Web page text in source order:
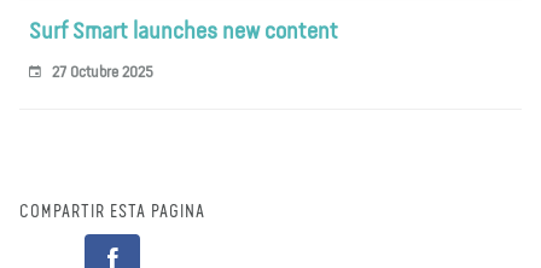
Surf Smart launches new content
27 Octubre 2025
COMPARTIR ESTA PÁGINA